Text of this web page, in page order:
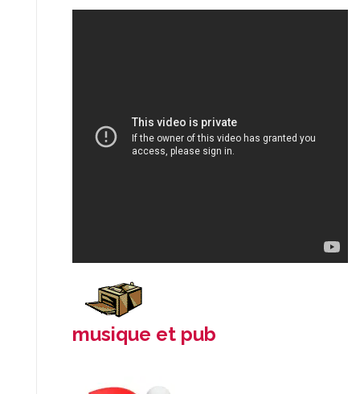
musique et pub